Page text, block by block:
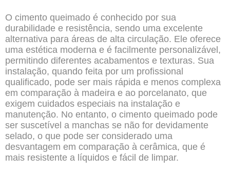
O cimento queimado é conhecido por sua
durabilidade e resistência, sendo uma excelente
alternativa para áreas de alta circulação. Ele oferece
uma estética moderna e é facilmente personalizável,
permitindo diferentes acabamentos e texturas. Sua
instalação, quando feita por um profissional
qualificado, pode ser mais rápida e menos complexa
em comparação à madeira e ao porcelanato, que
exigem cuidados especiais na instalação e
manutenção. No entanto, o cimento queimado pode
ser suscetível a manchas se não for devidamente
selado, o que pode ser considerado uma
desvantagem em comparação à cerâmica, que é
mais resistente a líquidos e fácil de limpar.